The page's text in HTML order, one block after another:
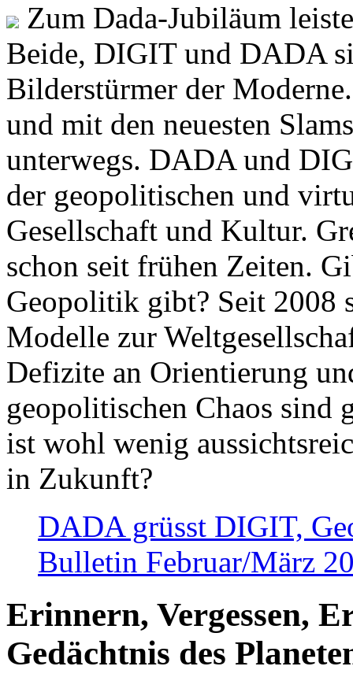
Zum Dada-Jubiläum
Beide, DIGIT und DADA
Bilderstürmer der
und mit den neuesten
unterwegs. DADA und
der geopolitischen und
Gesellschaft und Kultur.
schon seit frühen Zeiten.
Geopolitik gibt? Seit 2008
Modelle zur
Defizite an Orientierung
geopolitischen Chaos sind
ist wohl wenig
in Zukunft?
DADA grüsst DIGIT,
Bulletin Februar/März
Erinnern, Vergessen,
Gedächtnis des